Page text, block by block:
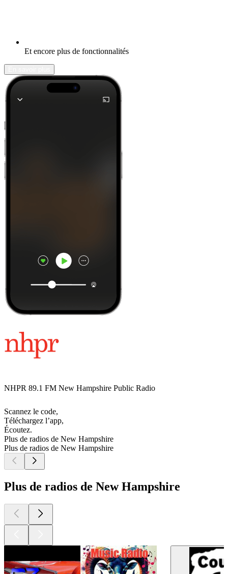
Et encore plus de fonctionnalités
NHPR 89.1 FM New Hampshire Public Radio
Scannez le code,
Téléchargez l’app,
Écoutez.
Plus de radios de New Hampshire
Plus de radios de New Hampshire
Plus de radios de New Hampshire